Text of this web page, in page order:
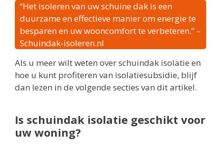
“Het isoleren van uw schuine dak is een
duurzame en effectieve manier om energie te
besparen en uw wooncomfort te verbeteren.” –
Schuindak-isoleren.nl
Als u meer wilt weten over schuindak isolatie en
hoe u kunt profiteren van isolatiesubsidie, blijf
dan lezen in de volgende secties van dit artikel.
Is schuindak isolatie geschikt voor
uw woning?